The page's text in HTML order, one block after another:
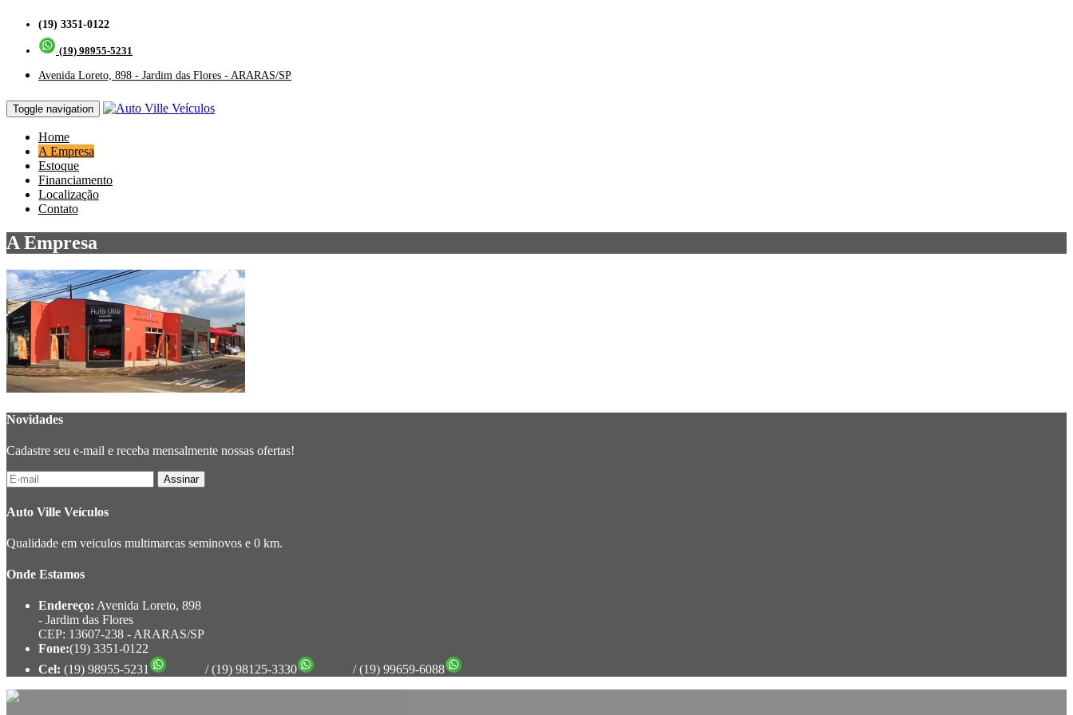
(19) 3351-0122
(19) 98955-5231
Avenida Loreto, 898 - Jardim das Flores - ARARAS/SP
Toggle navigation
Home
A Empresa
Estoque
Financiamento
Localização
Contato
A Empresa
Novidades
Cadastre seu e-mail e receba mensalmente nossas ofertas!
Auto Ville Veículos
Qualidade em veiculos multimarcas seminovos e 0 km.
Onde Estamos
Endereço: Avenida Loreto, 898
- Jardim das Flores
CEP: 13607-238 - ARARAS/SP
Fone:(19) 3351-0122
Cel: (19) 98955-5231 / (19) 98125-3330 / (19) 99659-6088